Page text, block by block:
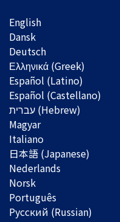
English
Dansk
Deutsch
Ελληνικά (Greek)
Español (Latino)
Español (Castellano)
Magyar
Italiano
日本語 (Japanese)
Nederlands
Norsk
Português
Русский (Russian)